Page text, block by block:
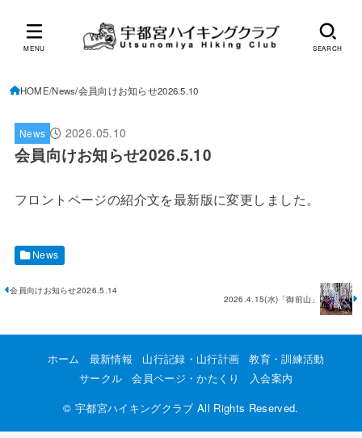
SEARCH
MENU
HOME News 会員向けお知らせ2026.5.10
News 2026.05.10
会員向けお知らせ2026.5.10
フロントページの紹介文を最新版に変更しました。
News
会員向けお知らせ2026.5.14
2026.4.15(水)「御前山」
ホーム 最新情報 山行記録・山行計画
教育・訓練活動
サークル
会員ページ・かたくり
入会案内
©宇都宮ハイキングクラブ All Rights Reserved.